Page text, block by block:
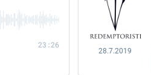
23:26
28.7.2019